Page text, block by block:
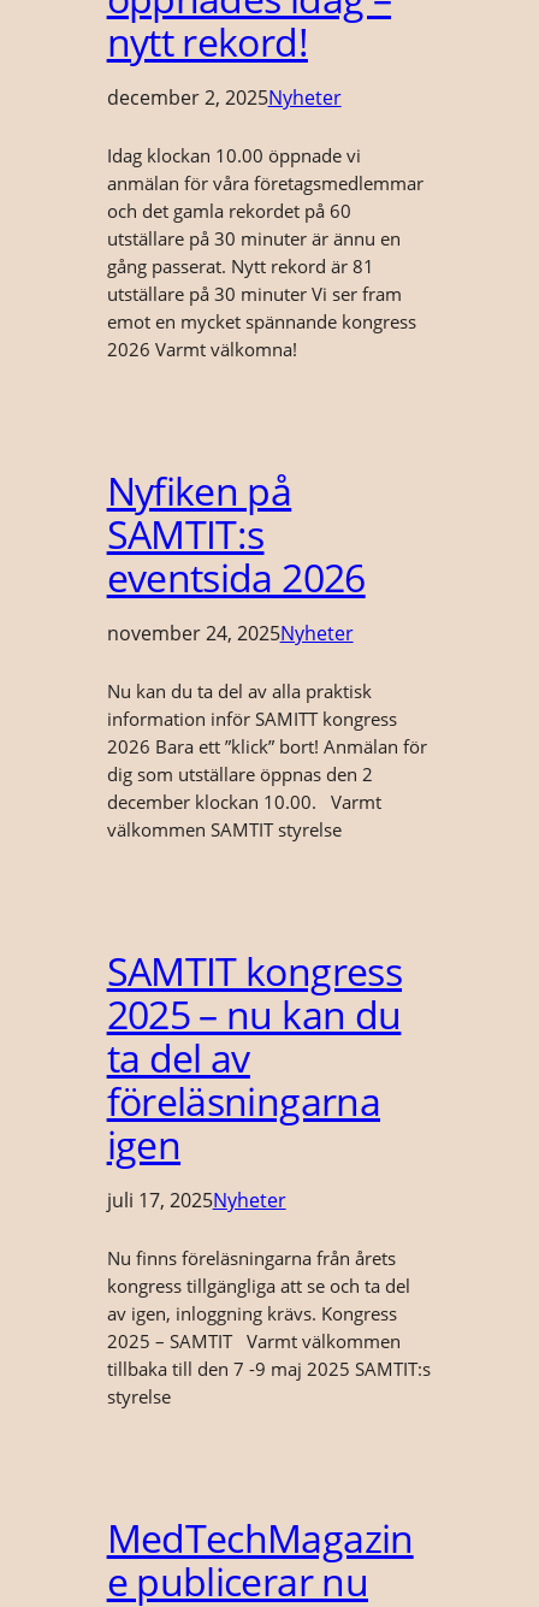
nytt rekord!
december 2, 2025Nyheter
Idag klockan 10.00 öppnade vi
anmälan för våra företagsmedlemmar
och det gamla rekordet på 60
utställare på 30 minuter är ännu en
gång passerat. Nytt rekord är 81
utställare på 30 minuter Vi ser fram
emot en mycket spännande kongress
2026 Varmt välkomna!
Nyfiken på
SAMTIT:s
eventsida 2026
november 24, 2025Nyheter
Nu kan du ta del av alla praktisk
information inför SAMITT kongress
2026 Bara ett ”klick” bort! Anmälan för
dig som utställare öppnas den 2
december klockan 10.00. Varmt
välkommen SAMTIT styrelse
SAMTIT kongress
2025 – nu kan du
ta del av
föreläsningarna
igen
juli 17, 2025Nyheter
Nu finns föreläsningarna från årets
kongress tillgängliga att se och ta del
av igen, inloggning krävs. Kongress
2025 – SAMTIT Varmt välkommen
tillbaka till den 7 -9 maj 2025 SAMTIT:s
styrelse
MedTechMagazin
e publicerar nu